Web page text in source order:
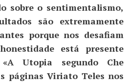
sobre o sentimentalismo,
são extremamente
porque nos desafiam
está presente
Utopia segundo Che
páginas Viriato Teles nos